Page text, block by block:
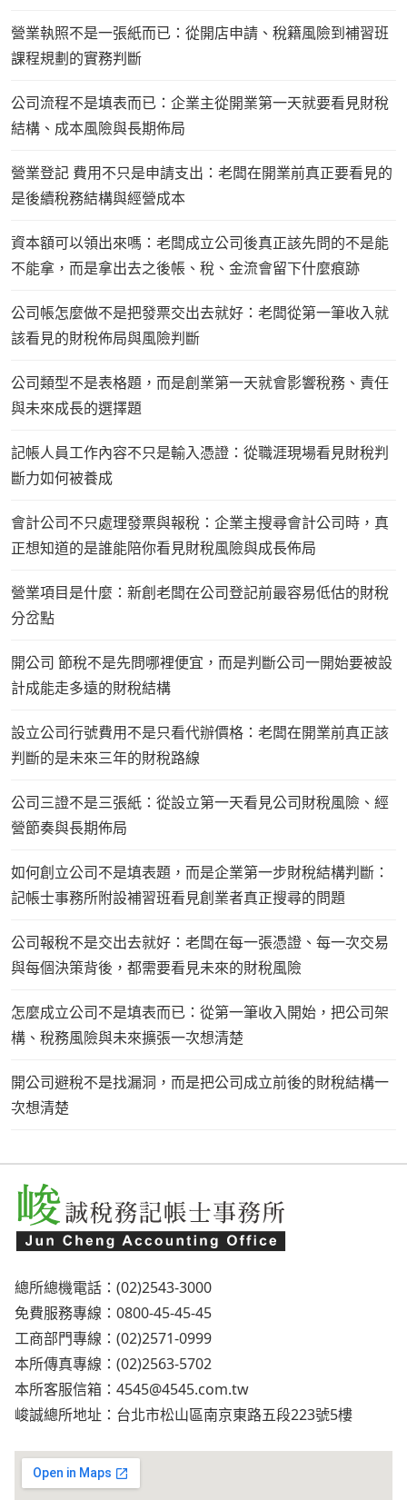
營業執照不是一張紙而已：從開店申請、稅籍風險到補習班
課程規劃的實務判斷
公司流程不是填表而已：企業主從開業第一天就要看見財稅
結構、成本風險與長期佈局
營業登記 費用不只是申請支出：老闆在開業前真正要看見的
是後續稅務結構與經營成本
資本額可以領出來嗎：老闆成立公司後真正該先問的不是能
不能拿，而是拿出去之後帳、稅、金流會留下什麼痕跡
公司帳怎麼做不是把發票交出去就好：老闆從第一筆收入就
該看見的財稅佈局與風險判斷
公司類型不是表格題，而是創業第一天就會影響稅務、責任
與未來成長的選擇題
記帳人員工作內容不只是輸入憑證：從職涯現場看見財稅判
斷力如何被養成
會計公司不只處理發票與報稅：企業主搜尋會計公司時，真
正想知道的是誰能陪你看見財稅風險與成長佈局
營業項目是什麼：新創老闆在公司登記前最容易低估的財稅
分岔點
開公司 節稅不是先問哪裡便宜，而是判斷公司一開始要被設
計成能走多遠的財稅結構
設立公司行號費用不是只看代辦價格：老闆在開業前真正該
判斷的是未來三年的財稅路線
公司三證不是三張紙：從設立第一天看見公司財稅風險、經
營節奏與長期佈局
如何創立公司不是填表題，而是企業第一步財稅結構判斷：
記帳士事務所附設補習班看見創業者真正搜尋的問題
公司報稅不是交出去就好：老闆在每一張憑證、每一次交易
與每個決策背後，都需要看見未來的財稅風險
怎麼成立公司不是填表而已：從第一筆收入開始，把公司架
構、稅務風險與未來擴張一次想清楚
開公司避稅不是找漏洞，而是把公司成立前後的財稅結構一
次想清楚
總所總機電話：(02)2543-3000
免費服務專線：0800-45-45-45
工商部門專線：(02)2571-0999
本所傳真專線：(02)2563-5702
本所客服信箱： 4545@4545.com.tw
峻誠總所地址：台北市松山區南京東路五段223號5樓